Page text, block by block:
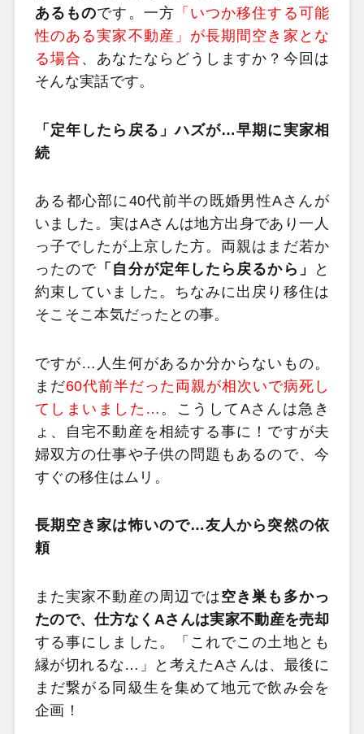
あるものです。一方 「いつか移住する可能
性のある実家不動産」が長期間空き家とな
る場合 、あなたならどうしますか？今回は
そんな実話です。
「定年したら戻る」ハズが…早期に実家相
続
ある都心部に40代前半の既婚男性Aさんが
いました。実はAさんは地方出身であり一人
っ子でしたが上京した方。両親はまだ若か
ったので 「自分が定年したら戻るから」
と
約束していました。ちなみに出戻り移住は
そこそこ本気だったとの事。
ですが…人生何があるか分からないもの。
まだ60代前半だった両親が相次いで病死し
てしまいました… 。こうしてAさんは急き
ょ、自宅不動産を相続する事に！ですが夫
婦双方の仕事や子供の問題もあるので、今
すぐの移住はムリ。
長期空き家は怖いので…友人から突然の依
頼
また実家不動産の周辺では空き巣も多かっ
たので、仕方なくAさんは実家不動産を売却
する事にしました。「これでこの土地とも
縁が切れるな…」と考えたAさんは、最後に
まだ繋がる同級生を集めて地元で飲み会を
企画！